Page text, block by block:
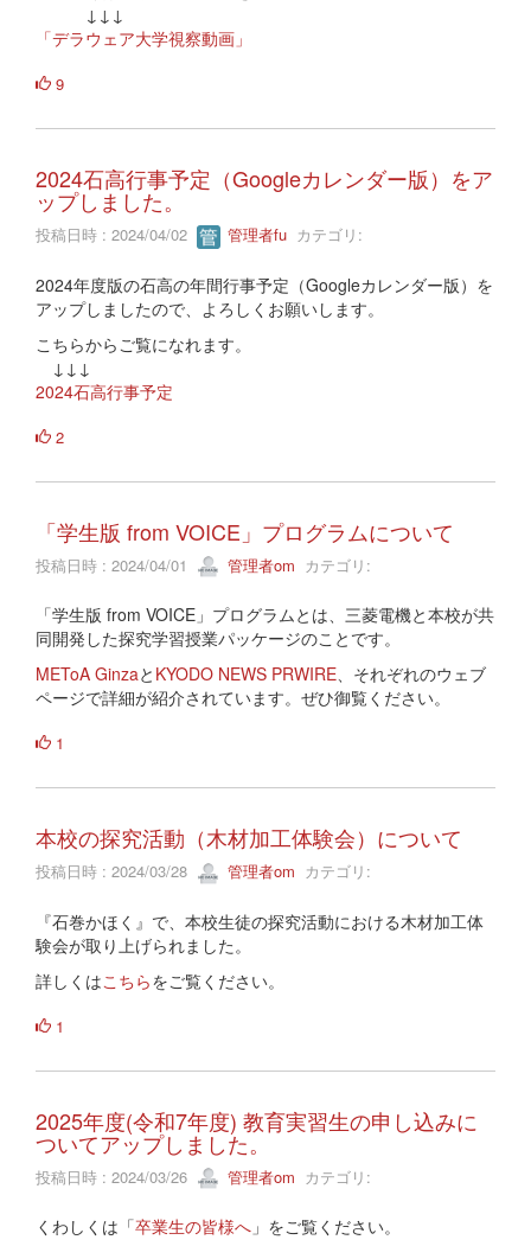
↓↓↓
「デラウェア大学視察動画」
9
2024石高行事予定（Googleカレンダー版）をア
ップしました。
投稿日時 : 2024/04/02 管理者fu カテゴリ:
2024年度版の石高の年間行事予定（Googleカレンダー版）を
アップしましたので、よろしくお願いします。
こちらからご覧になれます。
↓↓↓
2024石高行事予定
2
「学生版 from VOICE」プログラムについて
投稿日時 : 2024/04/01 管理者om カテゴリ:
「学生版 from VOICE」プログラムとは、三菱電機と本校が共
同開発した探究学習授業パッケージのことです。
METoA Ginzaと KYODO NEWS PRWIRE、それぞれのウェブ
ページで詳細が紹介されています。ぜひ御覧ください。
1
本校の探究活動（木材加工体験会）について
投稿日時 : 2024/03/28 管理者om カテゴリ:
『石巻かほく』で、本校生徒の探究活動における木材加工体
験会が取り上げられました。
詳しくはこちらをご覧ください。
1
2025年度(令和7年度) 教育実習生の申し込みに
ついてアップしました。
投稿日時 : 2024/03/26 管理者om カテゴリ:
くわしくは「卒業生の皆様へ 」をご覧ください。